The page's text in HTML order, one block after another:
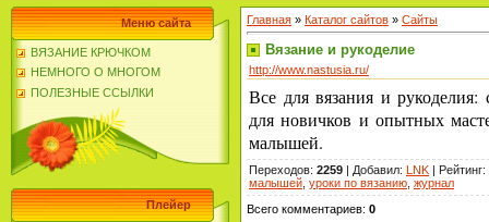
Меню сайта
ВЯЗАНИЕ КРЮЧКОМ
НЕМНОГО О МНОГОМ
ПОЛЕЗНЫЕ ССЫЛКИ
Плейер
Главная » Каталог сайтов » Сайты
Вязание и рукоделие
http://www.nastusia.ru/
Все для вязания и
для новичков и опытных
малышей.
Переходов: 2259 | Добавил: LNK | Рейтинг:
малышей уроки по вязанию журнал
Всего комментариев: 0